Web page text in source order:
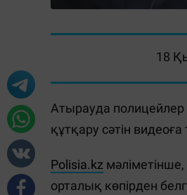
18
Атырауда полицейлер
құтқару сәтін
Polisia.kz
орталық көпірден